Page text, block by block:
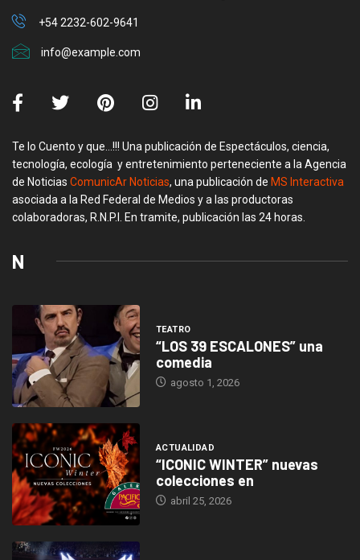
+54 2232-602-9641
info@example.com
Te lo Cuento y que…!!! Una publicación de Espectáculos, ciencia,
tecnología, ecología y entretenimiento perteneciente a la Agencia
de Noticias ComunicAr Noticias, una publicación de MS Interactiva
asociada a la Red Federal de Medios y a las productoras
colaboradoras, R.N.P.I. En tramite, publicación las 24 horas.
N
TEATRO
“LOS 39 ESCALONES” una
comedia
agosto 1, 2026
ACTUALIDAD
“ICONIC WINTER” nuevas
colecciones en
abril 25, 2026